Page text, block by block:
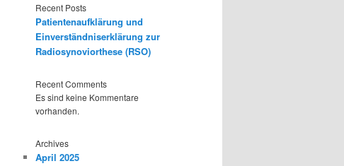
Recent Posts
Patientenaufklärung und
Einverständniserklärung zur
Radiosynoviorthese (RSO)
Recent Comments
Es sind keine Kommentare
vorhanden.
Archives
April 2025